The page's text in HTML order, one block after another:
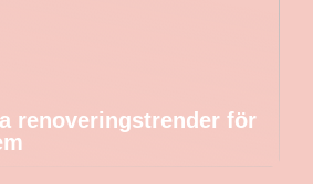
renoveringstrender för